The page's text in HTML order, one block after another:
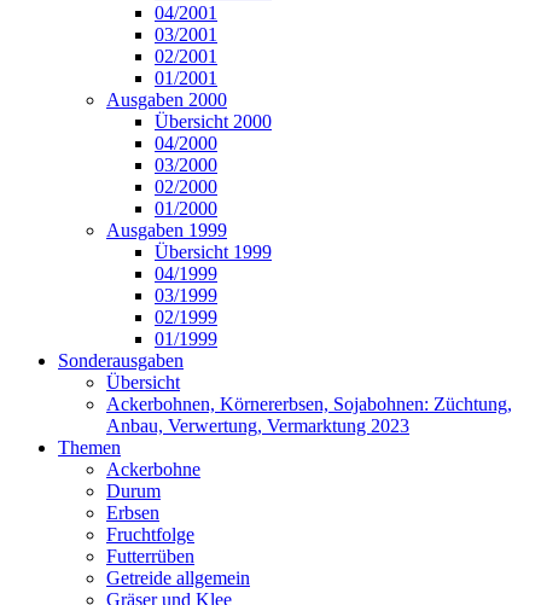
04/2001
03/2001
02/2001
01/2001
Ausgaben 2000
Übersicht 2000
04/2000
03/2000
02/2000
01/2000
Ausgaben 1999
Übersicht 1999
04/1999
03/1999
02/1999
01/1999
Sonderausgaben
Übersicht
Ackerbohnen, Körnererbsen, Sojabohnen: Züchtung,
Anbau, Verwertung, Vermarktung 2023
Themen
Ackerbohne
Durum
Erbsen
Fruchtfolge
Futterrüben
Getreide allgemein
Gräser und Klee